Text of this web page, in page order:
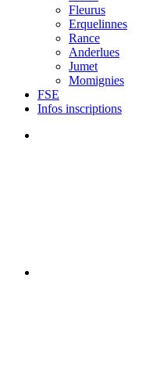
Fleurus
Erquelinnes
Rance
Anderlues
Jumet
Momignies
FSE
Infos inscriptions